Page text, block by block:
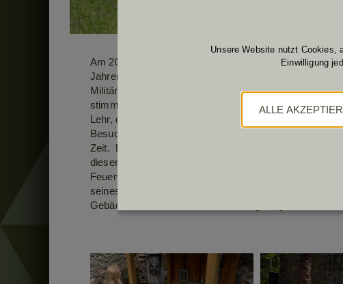
Am 20. Mai fand die traditionelle Fußwallfahrt und
Jahren bestehenden Pilgerstätte kamen nahezu 650
Militärsuperior Sascha Kaspar zelebriert. Der Chor
stimmigen Liedern. In Oberndorf begrüßte der Obmann
Lehr, die Besucher. Oberst Herbert Gaugusch wies in
Besucher dieser Maiandacht hin und unterstrich die
Zeit. Er dankte auch allen Verantwortlichen und den
dieser Feier. Bernhard Lehr bedankte sich beim
Feuerwehr Hörmanns für die Vorbereitung und
seines verstorbenen Vaters. Diese besagt, dass bei
Gebäck des Bäckers aus Plöttbach gefragt war, da
Unsere Website nutzt Cookies,
Einwilligung
ALLE